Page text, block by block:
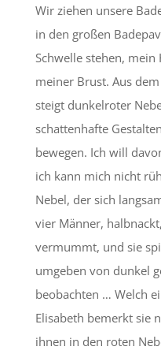
Wir ziehen unsere
in den großen
Schwelle stehen,
meiner Brust. Aus
steigt dunkelroter
schattenhafte
bewegen. Ich will
ich kann mich nicht
Nebel, der sich
vier Männer,
vermummt, und sie
umgeben von dunkel
beobachten … Welch
Elisabeth bemerkt sie
ihnen in den roten